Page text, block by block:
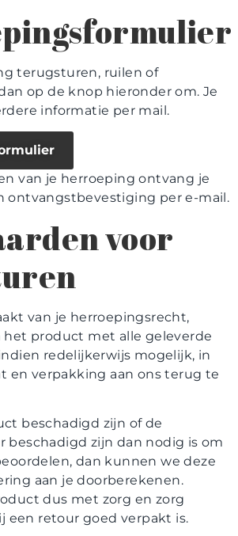
terugsturen, ruilen of
op de knop hieronder om. Je
informatie per mail.
van je herroeping ontvang je
ontvangstbevestiging per e-mail.
voor
van je herroepingsrecht,
het product met alle geleverde
redelijkerwijs mogelijk, in
en verpakking aan ons terug te
beschadigd zijn of de
beschadigd zijn dan nodig is om
dan kunnen we deze
aan je doorberekenen.
dus met zorg en zorg
een retour goed verpakt is.